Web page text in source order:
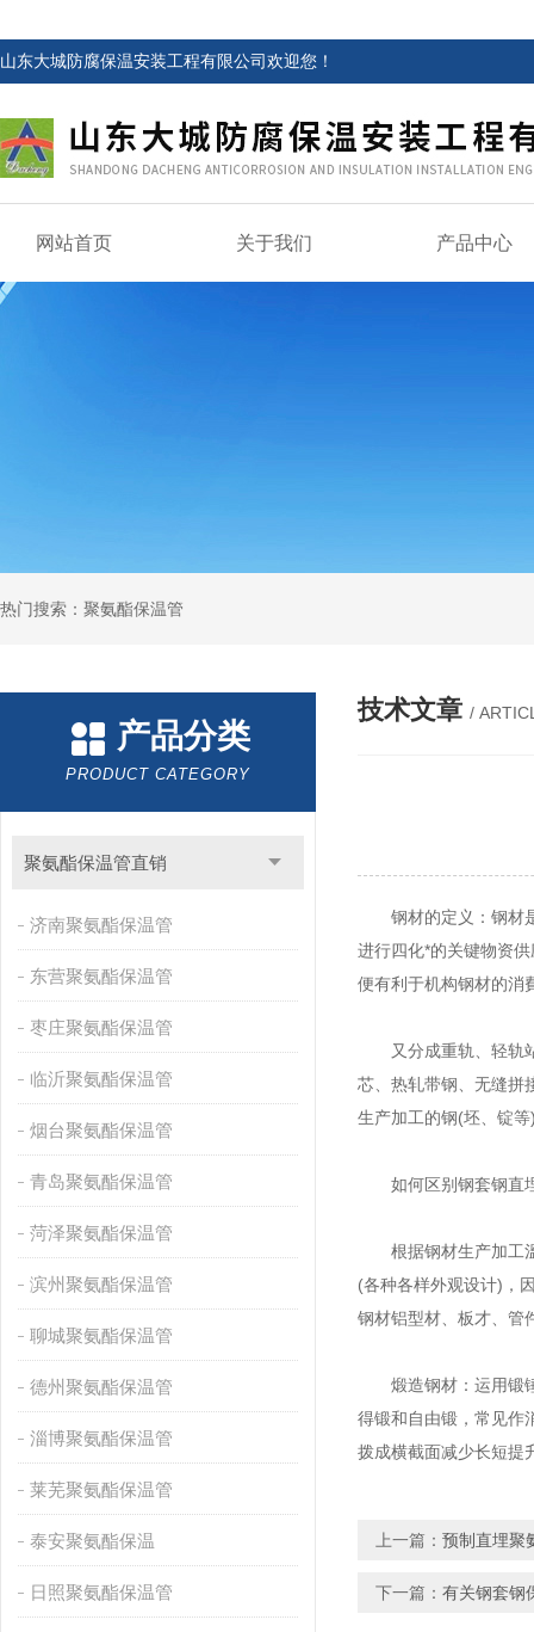
山东大城防腐保温安装工程有限公司欢迎您！
网站首页 关于我们 产品中心
热门搜索：聚氨酯保温管
产品分类
PRODUCT CATEGORY
聚氨酯保温管直销
济南聚氨酯保温管
东营聚氨酯保温管
枣庄聚氨酯保温管
临沂聚氨酯保温管
烟台聚氨酯保温管
青岛聚氨酯保温管
菏泽聚氨酯保温管
滨州聚氨酯保温管
聊城聚氨酯保温管
德州聚氨酯保温管
淄博聚氨酯保温管
莱芜聚氨酯保温管
泰安聚氨酯保温
日照聚氨酯保温管
技术文章 /
钢材的定义：钢材是
进行四化*的关键物资
便有利于机构钢材的消
又分成重轨、轻轨站
芯、热轧带钢、无缝拼
生产加工的钢(坯、锭
如何区别钢套钢直
根据钢材生产加工溫
(各种各样外观设计)，
钢材铝型材、板才、管
煅造钢材：运用锻锤
得锻和自由锻，常见作
拨成横截面减少长短提
上一篇： 预制直埋聚
下一篇： 有关钢套钢